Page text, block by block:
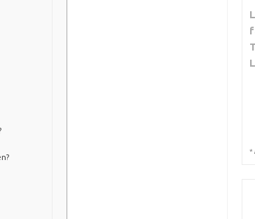
*